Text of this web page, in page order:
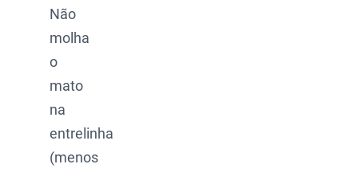
Não
molha
o
mato
na
entrelinha
(menos